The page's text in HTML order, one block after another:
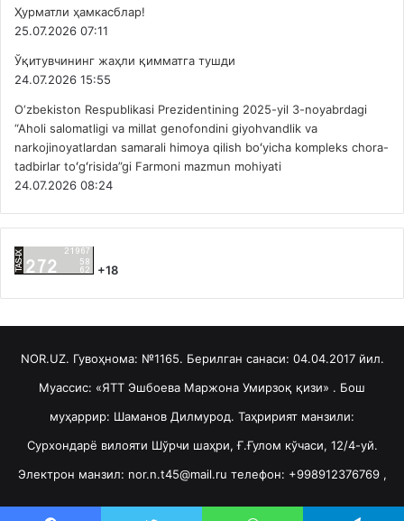
Ҳурматли ҳамкасблар!
25.07.2026 07:11
Ўқитувчининг жаҳли қимматга тушди
24.07.2026 15:55
O‘zbekiston Respublikasi Prezidentining 2025-yil 3-noyabrdagi
“Aholi salomatligi va millat genofondini giyohvandlik va
narkojinoyatlardan samarali himoya qilish boʻyicha kompleks chora-
tadbirlar toʻgʻrisida”gi Farmoni mazmun mohiyati
24.07.2026 08:24
+18
NOR.UZ. Гувоҳнома: №1165. Берилган санаси: 04.04.2017 йил.
Муассис: «ЯТТ Эшбоева Маржона Умирзоқ қизи» . Бош
муҳаррир: Шаманов Дилмурод. Таҳририят манзили:
Сурхондарё вилояти Шўрчи шаҳри, Ғ.Ғулом кўчаси, 12/4-уй.
Электрон манзил: nor.n.t45@mail.ru телефон: +998912376769 ,